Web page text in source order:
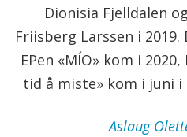
Dionisia Fjelldalen
Friisberg Larssen i
EPen «MÍO» kom i
tid å miste» kom i juni i
Aslaug